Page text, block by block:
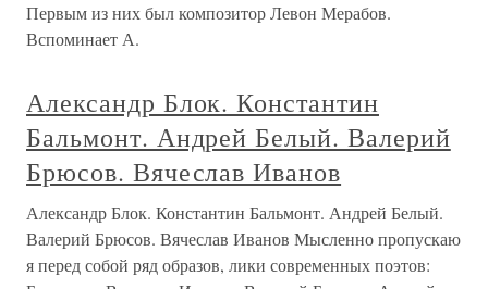
Первым из них был композитор Левон Мерабов.
Вспоминает А.
Александр Блок. Константин
Бальмонт. Андрей Белый. Валерий
Брюсов. Вячеслав Иванов
Александр Блок. Константин Бальмонт. Андрей Белый.
Валерий Брюсов. Вячеслав Иванов Мысленно пропускаю
я перед собой ряд образов, лики современных поэтов: